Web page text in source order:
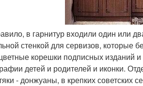
в гарнитур входили один или
стенкой для сервизов, которые
корешки подписных изданий
детей и родителей и иконки.
- донжуаны, в крепких советских